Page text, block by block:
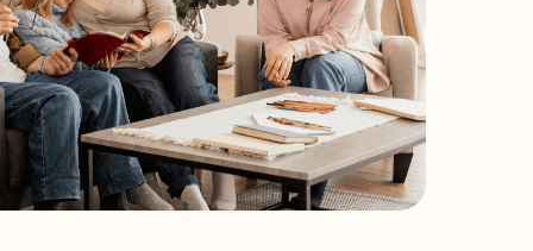
встречи помогают